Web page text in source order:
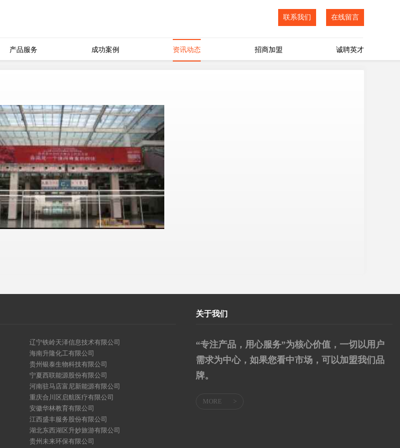
联系我们 在线留言
产品服务 成功案例 资讯动态 招商加盟 诚聘英才
辽宁铁岭天泽信息技术有限公司
海南升隆化工有限公司
贵州银泰生物科技有限公司
宁夏西联能源股份有限公司
河南驻马店富尼新能源有限公司
重庆合川区启航医疗有限公司
安徽华林教育有限公司
江西盛丰服务股份有限公司
湖北东西湖区升妙旅游有限公司
贵州未来环保有限公司
关于我们
“专注产品，用心服务”为核心价值，一切以用户
需求为中心，如果您看中市场，可以加盟我们品
牌。
MORE >